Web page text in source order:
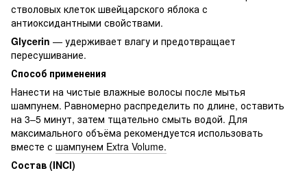
стволовых клеток швейцарского яблока с
антиоксидантными свойствами.
Glycerin — удерживает влагу и предотвращает
пересушивание.
Способ применения
Нанести на чистые влажные волосы после мытья
шампунем. Равномерно распределить по длине, оставить
на 3–5 минут, затем тщательно смыть водой. Для
максимального объёма рекомендуется использовать
вместе с шампунем Extra Volume.
Состав (INCI)